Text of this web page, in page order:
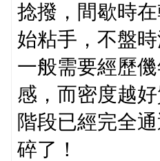
捻撥，間歇時
始粘手，不盤
一般需要經歷
感，而密度越
階段已經完全
碎了！